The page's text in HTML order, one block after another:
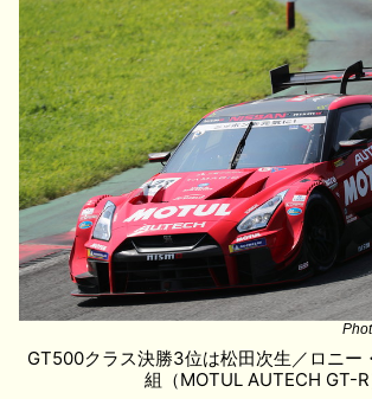
GT500クラス決勝3位は松田次生／ロニー
組（MOTUL AUTECH GT-R